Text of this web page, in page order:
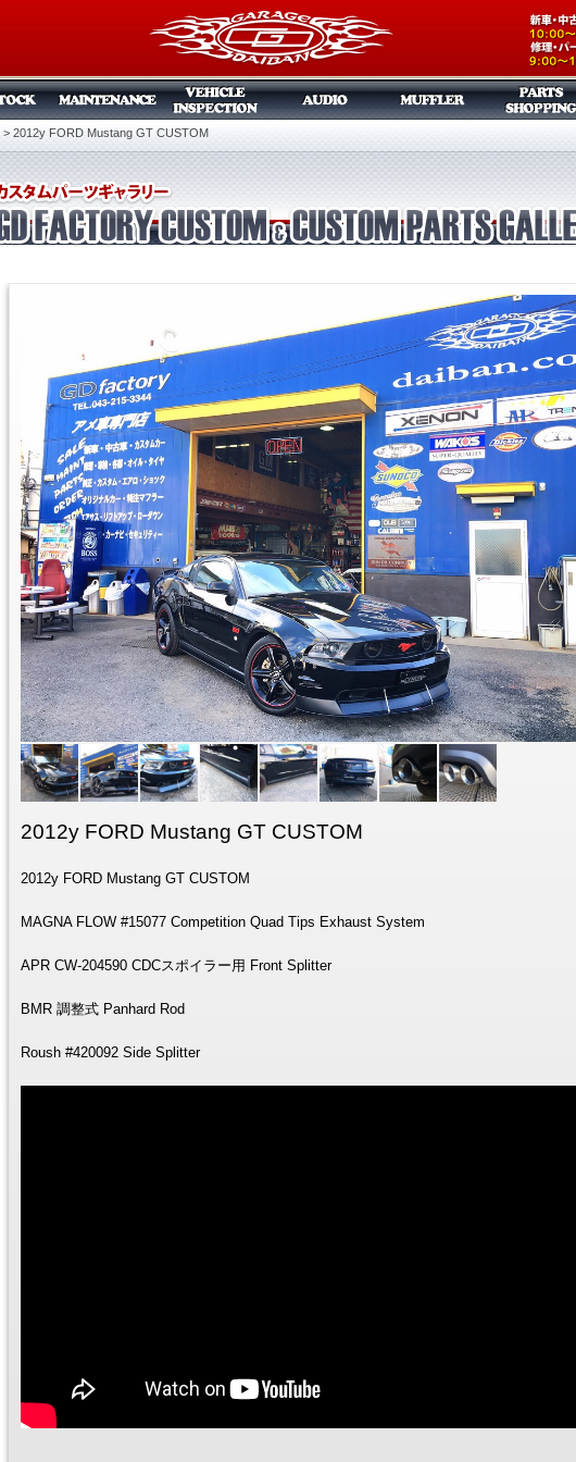
> 2012y FORD Mustang GT CUSTOM
2012y FORD Mustang GT CUSTOM
2012y FORD Mustang GT CUSTOM
MAGNA FLOW #15077 Competition Quad Tips Exhaust System
APR CW-204590 CDCスポイラー用 Front Splitter
BMR 調整式 Panhard Rod
Roush #420092 Side Splitter